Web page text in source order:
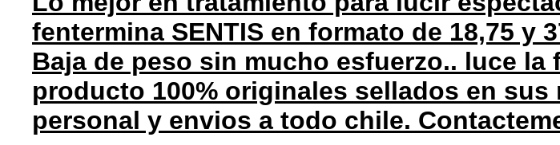
fentermina SENTIS en formato de 18,75 y
Baja de peso sin mucho esfuerzo.. luce
producto 100% originales sellados en
personal y envios a todo chile.